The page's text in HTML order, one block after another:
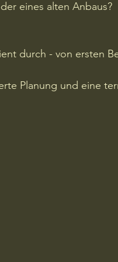
eines alten Anbaus?
durch - von ersten
Planung und eine